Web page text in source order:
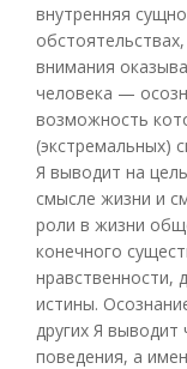
внутренняя
внимания
человека —
возможность
(экстремальных)
Я выводит на
смысле жизни и
роли в жизни
конечного
нравственности,
истины.
других Я
поведения, а